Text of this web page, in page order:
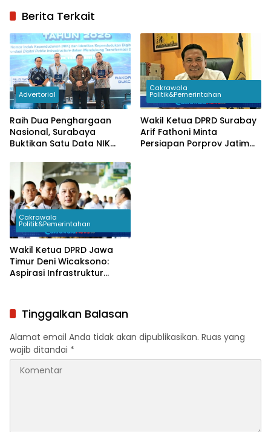
Berita Terkait
Advertorial
Raih Dua Penghargaan
Nasional, Surabaya
Buktikan Satu Data NIK
Ekonomi
Cakrawala
Politik&Pemerintahan
Wakil Ketua DPRD Surabay
Arif Fathoni Minta
Persiapan Porprov Jatim
Cakrawala
Politik&Pemerintahan
Wakil Ketua DPRD Jawa
Timur Deni Wicaksono:
Aspirasi Infrastruktur
Tinggalkan Balasan
Alamat email Anda tidak akan dipublikasikan. Ruas yang
wajib ditandai *